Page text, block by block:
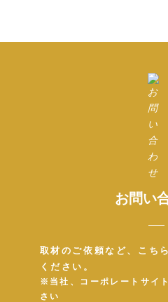
お問い
取材のご依頼など、こち
ください。
※当社、コーポレートサイ
さい